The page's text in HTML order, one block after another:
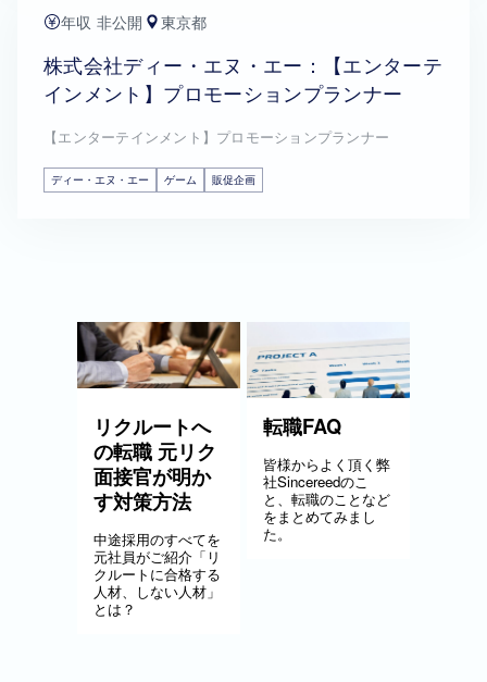
年収 非公開 東京都
株式会社ディー・エヌ・エー：【エンターテ
インメント】プロモーションプランナー
【エンターテインメント】プロモーションプランナー
ディー・エヌ・エー ゲーム 販促企画
リクルートへ
の転職 元リク
面接官が明か
す対策方法
中途採用のすべてを
元社員がご紹介「リ
クルートに合格する
人材、しない人材」
とは？
転職FAQ
皆様からよく頂く弊
社Sincereedのこ
と、転職のことなど
をまとめてみまし
た。